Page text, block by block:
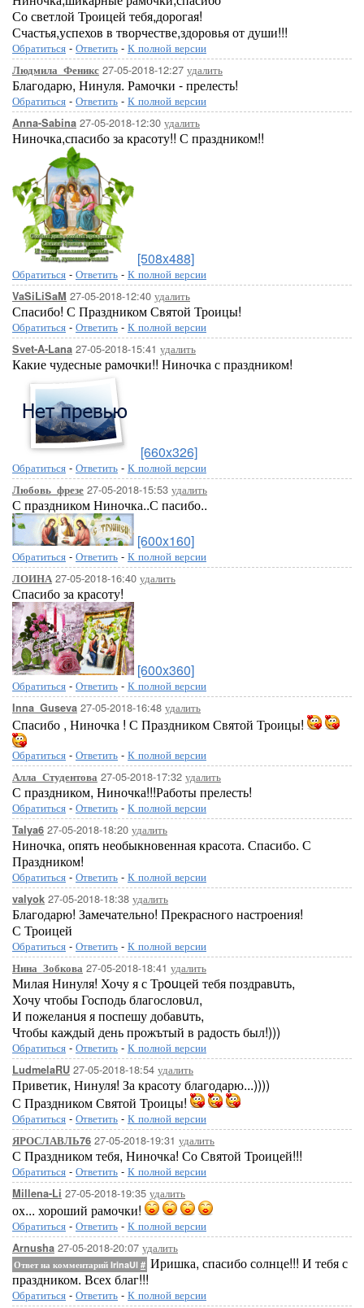
Со светлой Троицей тебя,дорогая!
Счастья,успехов в творчестве,здоровья от души!!!
Обратиться - Ответить - К полной версии
Людмила_Феникс 27-05-2018-12:27 удалить
Благодарю, Нинуля. Рамочки - прелесть!
Обратиться - Ответить - К полной версии
Anna-Sabina 27-05-2018-12:30 удалить
Ниночка,спасибо за красоту!! С праздником!!
[508x488]
Обратиться - Ответить - К полной версии
VaSiLiSaM 27-05-2018-12:40 удалить
Спасибо! С Праздником Святой Троицы!
Обратиться - Ответить - К полной версии
Svet-A-Lana 27-05-2018-15:41 удалить
Какие чудесные рамочки!! Ниночка с праздником!
[660x326]
Обратиться - Ответить - К полной версии
Любовь_фрезе 27-05-2018-15:53 удалить
С праздником Ниночка..С пасибо..
[600x160]
Обратиться - Ответить - К полной версии
ЛОИНА 27-05-2018-16:40 удалить
Спасибо за красоту!
[600x360]
Обратиться - Ответить - К полной версии
Inna_Guseva 27-05-2018-16:48 удалить
Спасибо , Ниночка ! С Праздником Святой Троицы!
Обратиться - Ответить - К полной версии
Алла_Студентова 27-05-2018-17:32 удалить
С праздником, Ниночка!!!Работы прелесть!
Обратиться - Ответить - К полной версии
Talya6 27-05-2018-18:20 удалить
Ниночка, опять необыкновенная красота. Спасибо. С
Праздником!
Обратиться - Ответить - К полной версии
valyok 27-05-2018-18:38 удалить
Благодарю! Замечательно! Прекрасного настроения!
С Троицей
Обратиться - Ответить - К полной версии
Нина_Зобкова 27-05-2018-18:41 удалить
Милая Нинуля! Хочу я с Трouцей тебя поздравuть,
Хочу чтобы Господь благословuл,
И пожеланuя я поспешу добавuть,
Чтобы каждый день прожътый в радость был!)))
Обратиться - Ответить - К полной версии
LudmelaRU 27-05-2018-18:54 удалить
Приветик, Нинуля! За красоту благодарю...))))
С Праздником Святой Троицы!
Обратиться - Ответить - К полной версии
ЯРОСЛАВЛЬ76 27-05-2018-19:31 удалить
С Праздником тебя, Ниночка! Со Святой Троицей!!!
Обратиться - Ответить - К полной версии
Millena-Li 27-05-2018-19:35 удалить
ох... хороший рамочки!
Обратиться - Ответить - К полной версии
Arnusha 27-05-2018-20:07 удалить
Ответ на комментарий IrinaUl # Иришка, спасибо солнце!!! И тебя с
праздником. Всех благ!!!
Обратиться - Ответить - К полной версии